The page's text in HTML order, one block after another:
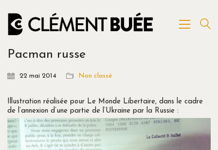
Pacman russe
22 mai 2014 Non classé
Illustration réalisée pour Le Monde Libertaire, dans le cadre
de l’annexion d’une partie de l’Ukraine par la Russie :